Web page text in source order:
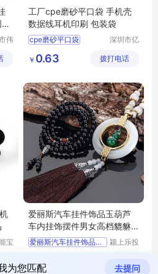
伟
司
工厂cpe磨砂平口袋 手机壳
数据线耳机印刷 包装袋
cpe磨砂平口袋
数据线包装袋
印刷包装袋
深圳市亿
制品有限
￥ 0.63 拨打电话
宝
爱丽斯汽车挂件饰品玉葫芦
车内挂饰摆件男女高档貔貅
吊饰用
爱丽斯汽车挂件饰品玉葫芦
颍上乐投
有限公司
￥425.00
为您匹配 去提问